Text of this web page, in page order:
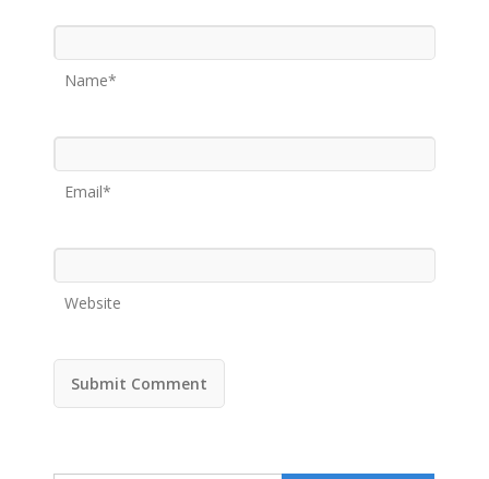
Name*
Email*
Website